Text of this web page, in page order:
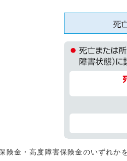
険金・高度障害保険金のいずれか